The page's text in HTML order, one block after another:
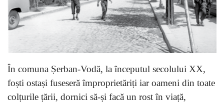
În comuna Șerban-Vodă, la începutul secolului XX,
foști ostași fuseseră împroprietăriți iar oameni din toate
colțurile țării, dornici să-și facă un rost în viață,